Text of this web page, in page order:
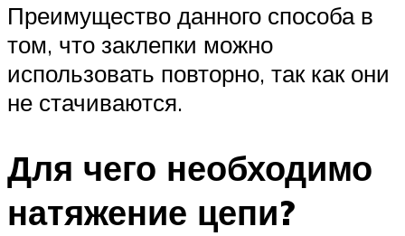
Преимущество данного способа в
том, что заклепки можно
использовать повторно, так как они
не стачиваются.
Для чего необходимо
натяжение цепи?